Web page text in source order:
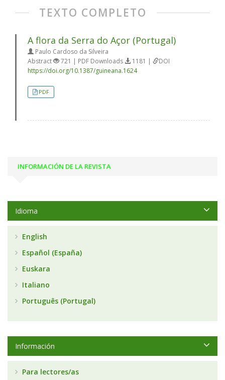
TEXTO COMPLETO
A flora da Serra do Açor (Portugal)
Paulo Cardoso da Silveira
Abstract
721 | PDF Downloads 1181 |
DOI
https://doi.org/10.1387/guineana.1624
PDF
INFORMACIÓN DE LA REVISTA
Idioma
English
Español (España)
Euskara
Italiano
Português (Portugal)
Información
Para lectores/as